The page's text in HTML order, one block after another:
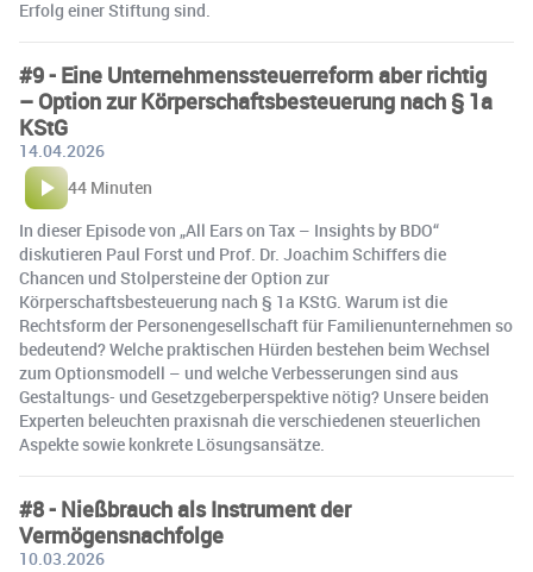
Erfolg einer Stiftung sind.
#9 - Eine Unternehmenssteuerreform aber richtig
– Option zur Körperschaftsbesteuerung nach § 1a
KStG
14.04.2026
44 Minuten
In dieser Episode von „All Ears on Tax – Insights by BDO“
diskutieren Paul Forst und Prof. Dr. Joachim Schiffers die
Chancen und Stolpersteine der Option zur
Körperschaftsbesteuerung nach § 1a KStG. Warum ist die
Rechtsform der Personengesellschaft für Familienunternehmen so
bedeutend? Welche praktischen Hürden bestehen beim Wechsel
zum Optionsmodell – und welche Verbesserungen sind aus
Gestaltungs- und Gesetzgeberperspektive nötig? Unsere beiden
Experten beleuchten praxisnah die verschiedenen steuerlichen
Aspekte sowie konkrete Lösungsansätze.
#8 - Nießbrauch als Instrument der
Vermögensnachfolge
10.03.2026